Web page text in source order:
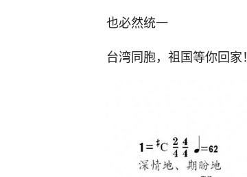
也必然统一
台湾同胞，祖国等你回家！